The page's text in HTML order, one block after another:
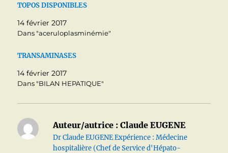
TOPOS DISPONIBLES
14 février 2017
Dans "aceruloplasminémie"
TRANSAMINASES
14 février 2017
Dans "BILAN HEPATIQUE"
Auteur/autrice : Claude EUGENE
Dr Claude EUGENE Expérience : Médecine
hospitalière (Chef de Service d'Hépato-